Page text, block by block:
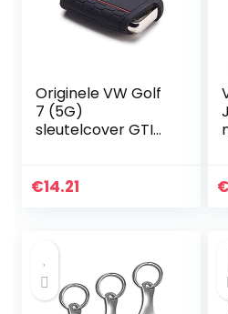
Originele VW Golf
7 (5G)
sleutelcover GTI
sleutelhoes
€14.21 €